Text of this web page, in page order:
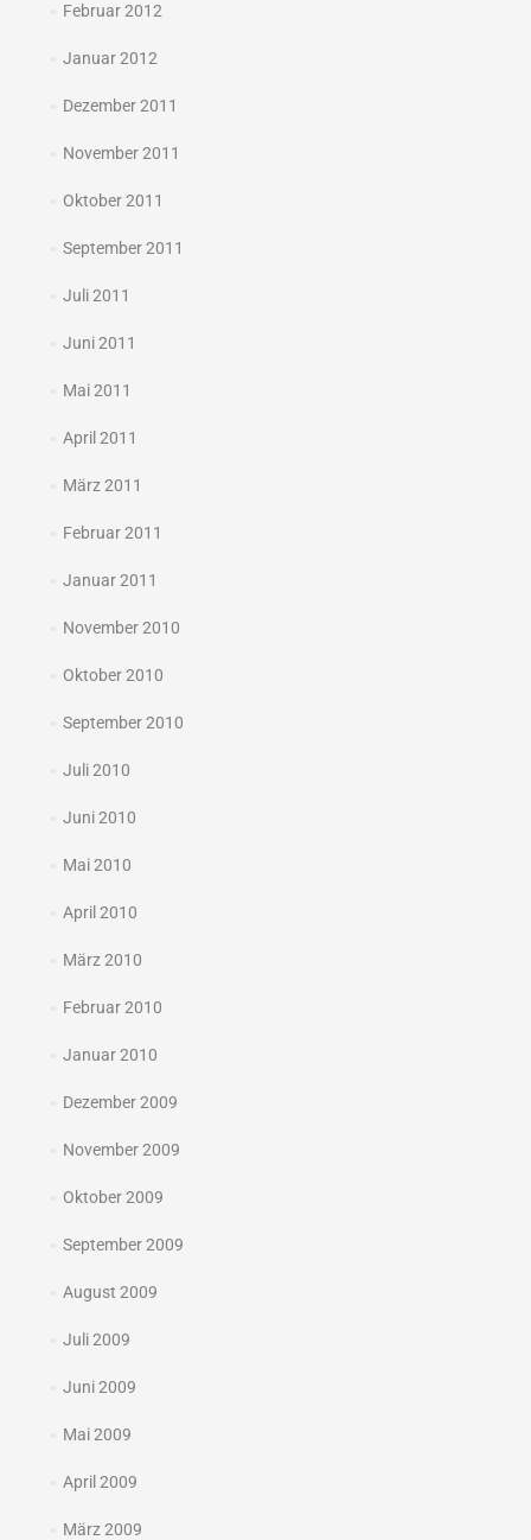
Februar 2012
Januar 2012
Dezember 2011
November 2011
Oktober 2011
September 2011
Juli 2011
Juni 2011
Mai 2011
April 2011
März 2011
Februar 2011
Januar 2011
November 2010
Oktober 2010
September 2010
Juli 2010
Juni 2010
Mai 2010
April 2010
März 2010
Februar 2010
Januar 2010
Dezember 2009
November 2009
Oktober 2009
September 2009
August 2009
Juli 2009
Juni 2009
Mai 2009
April 2009
März 2009